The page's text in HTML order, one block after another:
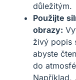
důležitým.
Použijte
obrazy:
živý popis
abyste
do
Například,